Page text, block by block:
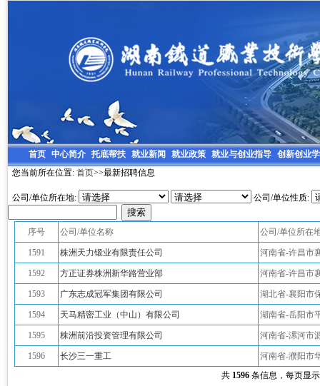
首页 中心简介 托底帮扶 就业新闻 就业政策 就业与创业指导 创新创业
您当前所在位置: 首页>>最新招聘信息
公司/单位所在地: 公司/单位性质:
序号 公司/单位名称 公司/单位所在
1591 株洲天力锻业有限责任公司 河南省-许昌市
1592 方正证券株洲新华路营业部 河南省-许昌市
1593 广东志成冠军集团有限公司 湖北省-襄阳市
1594 天马精密工业（中山）有限公司 湖南省-岳阳市
1595 株洲前沿投资管理有限公司 河南省-漯河市
1596 长沙三一重工
河南省-濮阳市
共 1596 条信息，每页显